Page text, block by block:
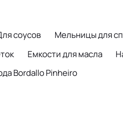
соусов Мельницы для
Емкости для масла
Bordallo Pinheiro